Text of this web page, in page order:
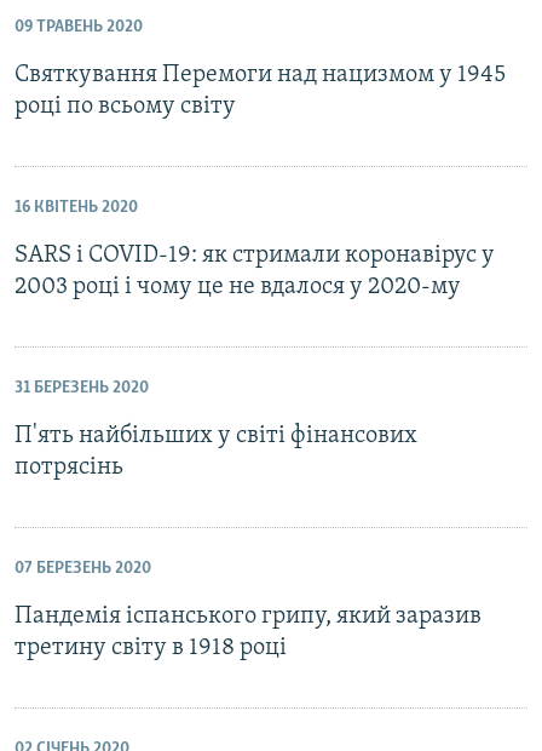
09 ТРАВЕНЬ 2020
Святкування Перемоги над нацизмом у 1945
році по всьому світу
16 КВІТЕНЬ 2020
SARS і СOVID-19: як стримали коронавірус у
2003 році і чому це не вдалося у 2020-му
31 БЕРЕЗЕНЬ 2020
П'ять найбільших у світі фінансових
потрясінь
07 БЕРЕЗЕНЬ 2020
Пандемія іспанського грипу, який заразив
третину світу в 1918 році